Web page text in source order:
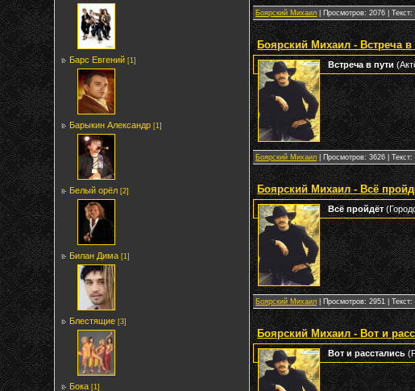
Барс Евгений [1]
Барыкин Александр [1]
Белый орёл [2]
Билан Дима [1]
Блестящие [3]
Бока [1]
Боярский Михаил | Просмотров: 2076 |
Боярский Михаил - Встреча в
Встреча в пути
Боярский Михаил | Просмотров: 3626 |
Боярский Михаил - Всё
Всё пройдёт
Боярский Михаил | Просмотров: 2951 |
Боярский Михаил - Вот и
Вот и расстались